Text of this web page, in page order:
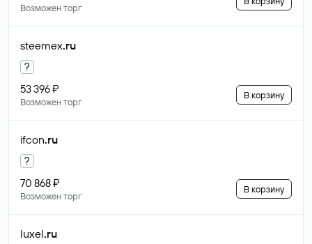
Возможен торг
steemex.ru
?
53 396 ₽
Возможен торг
В корзину
ifcon.ru
?
70 868 ₽
Возможен торг
В корзину
luxel.ru